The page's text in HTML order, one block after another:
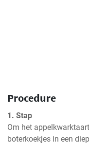
Procedure
1. Stap
Om het
boterkoekjes in een